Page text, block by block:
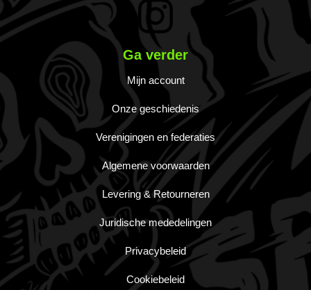
Ga verder
Mijn account
Onze geschiedenis
Verenigingen en federaties
Algemene voorwaarden
Levering & Retourneren
Juridische mededelingen
Privacybeleid
Cookiebeleid